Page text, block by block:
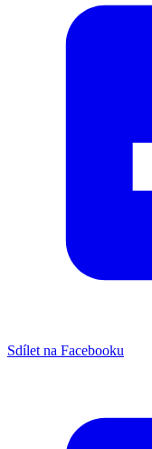
Sdílet na Facebooku